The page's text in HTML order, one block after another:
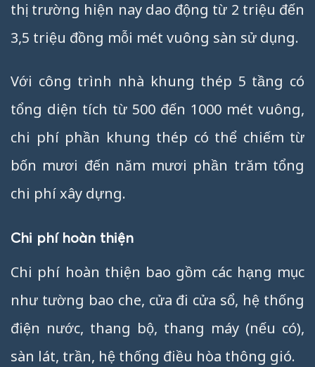
thị trường hiện nay dao động từ 2 triệu đến
3,5 triệu đồng mỗi mét vuông sàn sử dụng.
Với công trình nhà khung thép 5 tầng có
tổng diện tích từ 500 đến 1000 mét vuông,
chi phí phần khung thép có thể chiếm từ
bốn mươi đến năm mươi phần trăm tổng
chi phí xây dựng.
Chi phí hoàn thiện
Chi phí hoàn thiện bao gồm các hạng mục
như tường bao che, cửa đi cửa sổ, hệ thống
điện nước, thang bộ, thang máy (nếu có),
sàn lát, trần, hệ thống điều hòa thông gió.